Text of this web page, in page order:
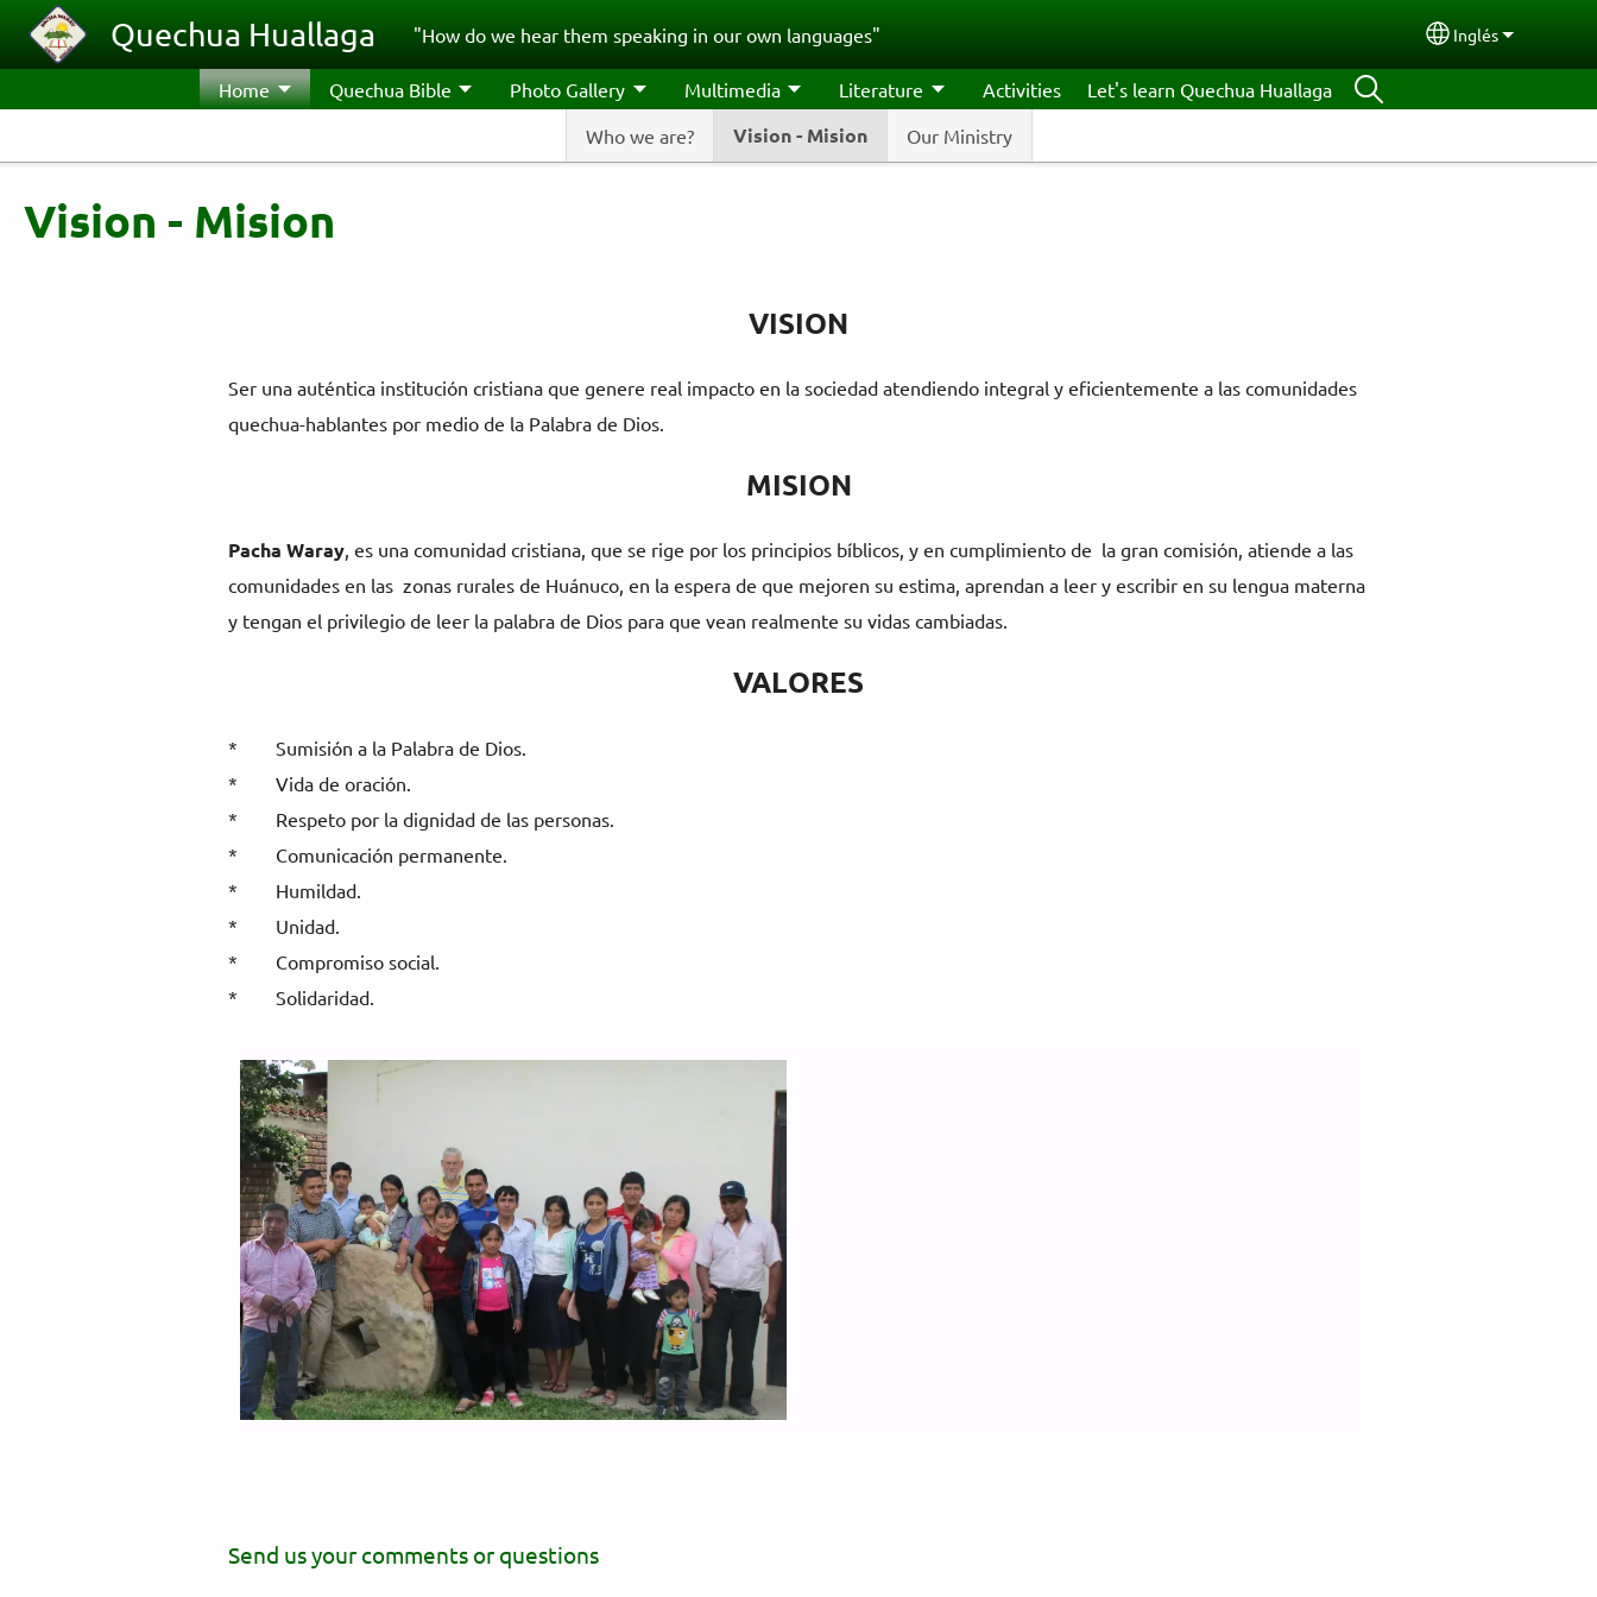
Skip to main contentQuechua Huallaga "How do we hear them speaking in our own languages" Select your
Inglés
Home
Who we are?
Vision - Mision Our Ministry
Quechua Bible Photo Gallery Multimedia Literature Activities Let's learn Quechua Huallaga
Vision - Mision
VISION
Ser una auténtica institución cristiana que genere real impacto en la sociedad atendiendo integral y eficientemente a las comunidades
quechua-hablantes por medio de la Palabra de Dios.
MISION
Pacha Waray, es una comunidad cristiana, que se rige por los principios bíblicos, y en cumplimiento de la gran comisión, atiende a las
comunidades en las zonas rurales de Huánuco, en la espera de que mejoren su estima, aprendan a leer y escribir en su lengua materna
y tengan el privilegio de leer la palabra de Dios para que vean realmente su vidas cambiadas.
VALORES
* Sumisión a la Palabra de Dios.
* Vida de oración.
* Respeto por la dignidad de las personas.
* Comunicación permanente.
* Humildad.
* Unidad.
* Compromiso social.
* Solidaridad.
Send us your comments or questions